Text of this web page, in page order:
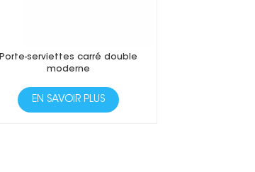
Porte-serviettes carré double
moderne
EN SAVOIR PLUS